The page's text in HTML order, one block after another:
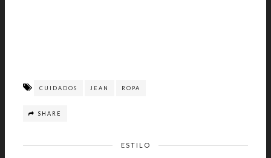
CUIDADOS JEAN ROPA
SHARE
ESTILO